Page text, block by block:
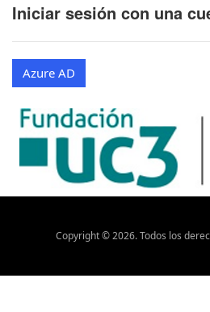
Iniciar sesión con una
Azure AD
Copyright ©2026. Todos los